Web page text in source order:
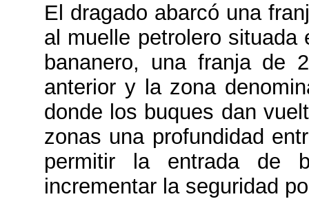
El dragado abarcó una
al muelle petrolero
bananero, una franja de
anterior y la zona
donde los buques dan
zonas una profundidad
permitir la entrada de
incrementar la seguridad